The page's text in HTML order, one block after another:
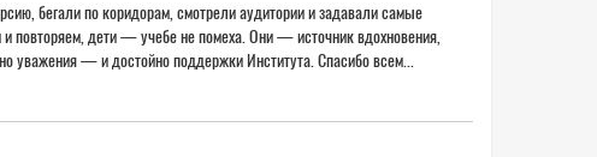
бегали по коридорам, смотрели аудитории и задавали самые
повторяем, дети — учебе не помеха. Они — источник вдохновения,
уважения — и достойно поддержки Института. Спасибо всем...